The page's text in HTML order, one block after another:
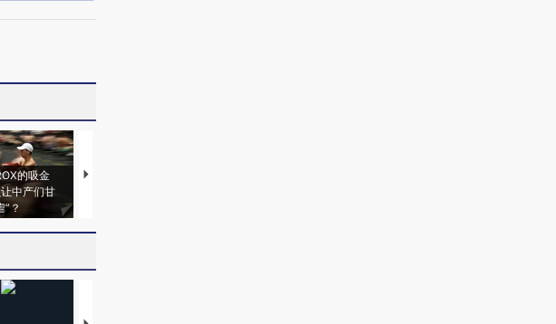
的吸金
中产们甘
”？
马航飞行员跨国走私7万